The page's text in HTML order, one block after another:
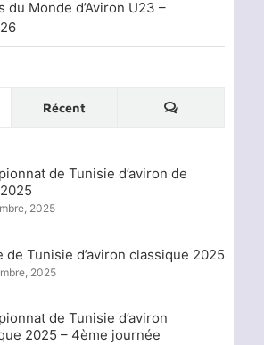
du Monde d’Aviron U23 –
Récent
de Tunisie d’aviron de
2025
de Tunisie d’aviron classique 2025
2025
de Tunisie d’aviron
2025 – 4ème journée